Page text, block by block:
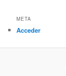
META
Acceder